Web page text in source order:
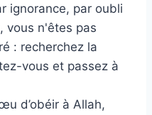
ignorance, par oubli
vous n'êtes pas
: recherchez la
vous et passez à
d’obéir à Allah,